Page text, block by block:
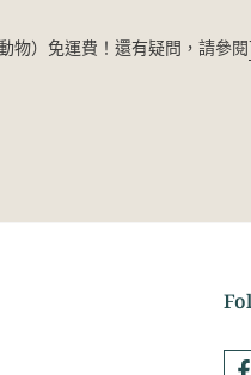
物）免運費！還有疑問，請參閱